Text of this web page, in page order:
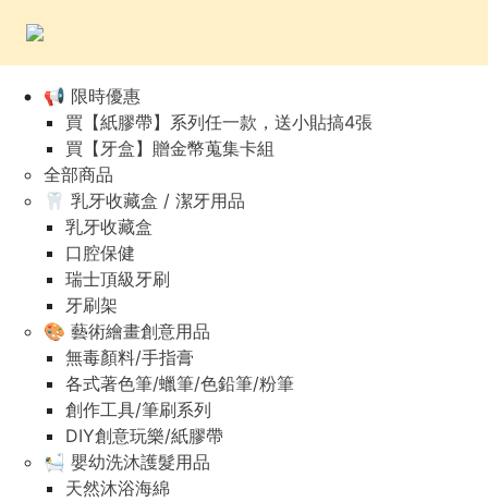
📢 限時優惠
買【紙膠帶】系列任一款，送小貼搞4張
買【牙盒】贈金幣蒐集卡組
全部商品
🦷 乳牙收藏盒 / 潔牙用品
乳牙收藏盒
口腔保健
瑞士頂級牙刷
牙刷架
🎨 藝術繪畫創意用品
無毒顏料/手指膏
各式著色筆/蠟筆/色鉛筆/粉筆
創作工具/筆刷系列
DIY創意玩樂/紙膠帶
🛀 嬰幼洗沐護髮用品
天然沐浴海綿